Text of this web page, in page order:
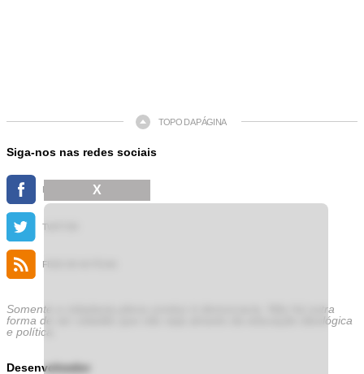
TOPO DA PÁGINA
Siga-nos nas redes sociais
FACEBOOK
TWITTER
FEED DE NOTÍCIAS
Somente a cidadania plena conduz à democracia. Não há outra
forma de ser cidadão que não seja através da educação ideológica
e política.
Desenvolvedor
X